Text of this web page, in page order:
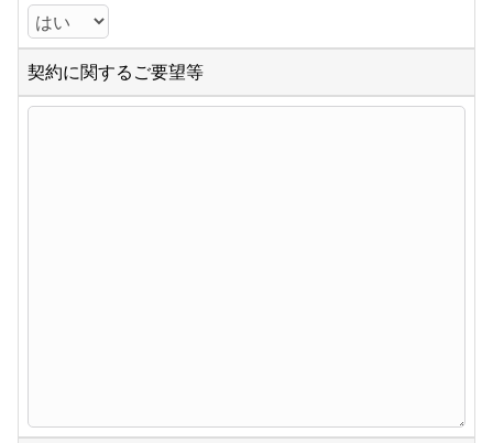
契約に関するご要望等